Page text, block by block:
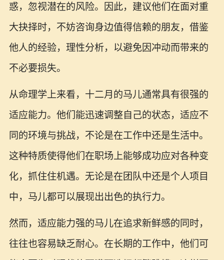
惑，忽视潜在的风险。因此，建议他们在面对重
大抉择时，不妨咨询身边值得信赖的朋友，借鉴
他人的经验，理性分析，以避免因冲动而带来的
不必要损失。
从命理学上来看，十二月的马儿通常具有很强的
适应能力。他们能迅速调整自己的状态，适应不
同的环境与挑战，不论是在工作中还是生活中。
这种特质使得他们在职场上能够成功应对各种变
化，抓住住机遇。无论是在团队中还是个人项目
中，马儿都可以展现出出色的执行力。
然而，适应能力强的马儿在追求新鲜感的同时，
往往也容易缺乏耐心。在长期的工作中，他们可